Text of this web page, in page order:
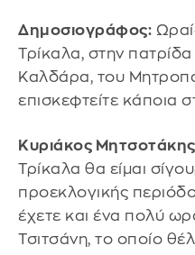
Δημοσιογράφος:
Τρίκαλα, στην
Καλδάρα, του
επισκεφτείτε κάποια
Κυριάκος
Τρίκαλα θα είμαι
προεκλογικής
έχετε και ένα πολύ
Τσιτσάνη, το οποίο